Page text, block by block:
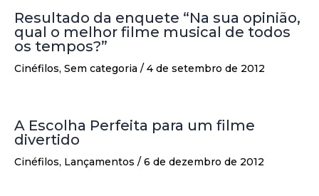
Resultado da enquete “Na sua opinião,
qual o melhor filme musical de todos
os tempos?”
Cinéfilos, Sem categoria / 4 de setembro de 2012
A Escolha Perfeita para um filme
divertido
Cinéfilos, Lançamentos / 6 de dezembro de 2012